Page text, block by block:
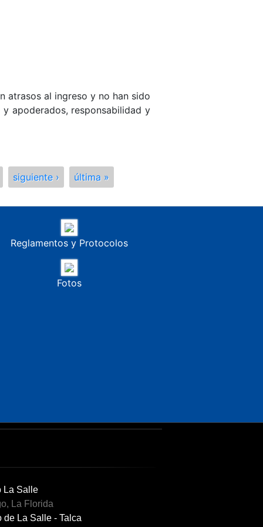
atrasos al ingreso y no han sido
apoderados, responsabilidad y
siguiente › última »
Reglamentos y Protocolos
Fotos
La Salle
La Florida
de La Salle - Talca